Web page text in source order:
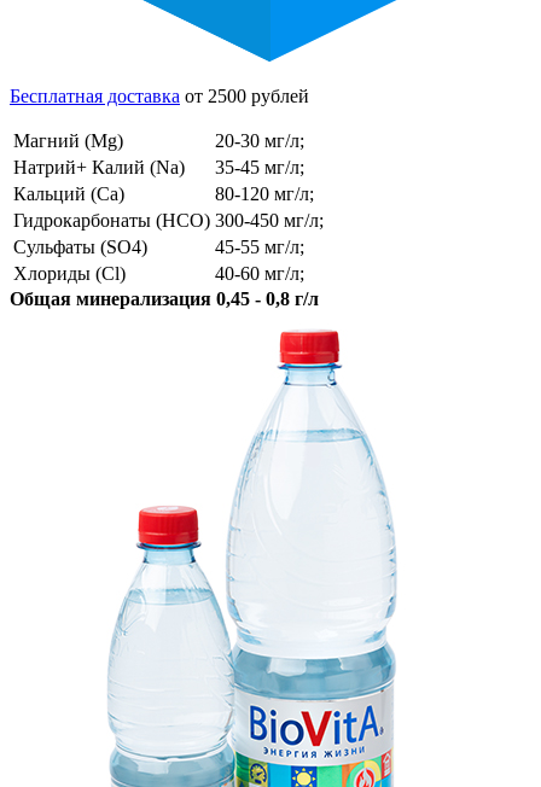
Бесплатная доставка от 2500 рублей
Магний (Mg)
20-30 мг/л;
Натрий+ Калий (Na)
35-45 мг/л;
Кальций (Ca)
80-120 мг/л;
Гидрокарбонаты (HCO) 300-450 мг/л;
Сульфаты (SO4)
45-55 мг/л;
Хлориды (Cl)
40-60 мг/л;
Общая минерализация 0,45 - 0,8 г/л